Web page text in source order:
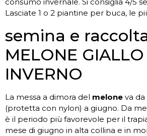
consumo invernale. Si consiglia 4/5
Lasciate 1 o 2 piantine per buca, le
semina e
MELONE
INVERNO
La messa a dimora del melone va
(protetta con nylon) a giugno. Da
è il periodo più favorevole per il
mese di giugno in alta collina e in